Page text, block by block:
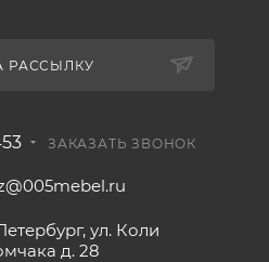
РАССЫЛКУ
ЗАКАЗАТЬ ЗВОНОК
ул. Коли
д. 28